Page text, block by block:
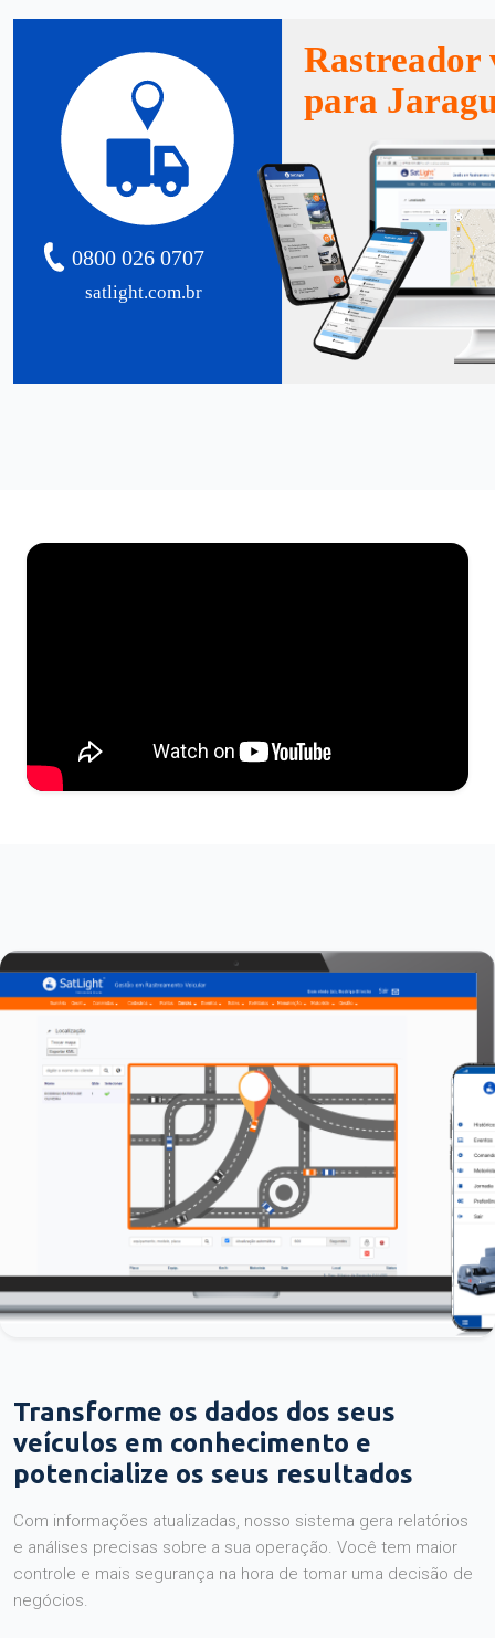
satlight.com.br
0800 026 0707
Rastreador
para
Transforme os dados dos seus
veículos em conhecimento e
potencialize os seus resultados
Com informações atualizadas, nosso sistema gera relatórios
e análises precisas sobre a sua operação. Você tem maior
controle e mais segurança na hora de tomar uma decisão de
negócios.